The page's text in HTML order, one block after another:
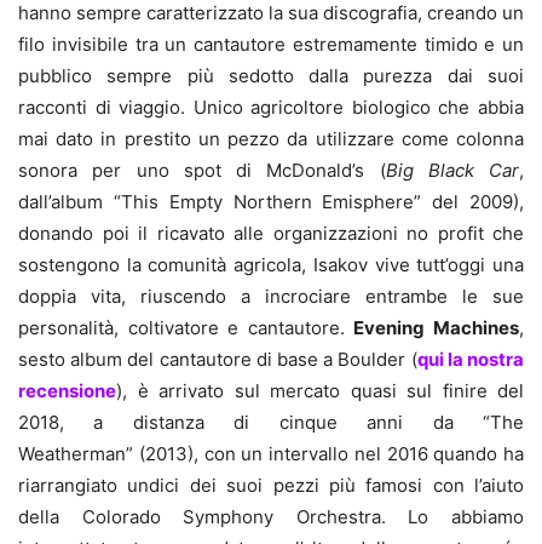
hanno sempre caratterizzato la sua discografia, creando un
filo invisibile tra un cantautore estremamente timido e un
pubblico sempre più sedotto dalla purezza dai suoi
racconti di viaggio. Unico agricoltore biologico che abbia
mai dato in prestito un pezzo da utilizzare come colonna
sonora per uno spot di McDonald’s (Big Black Car,
dall’album “This Empty Northern Emisphere” del 2009),
donando poi il ricavato alle organizzazioni no profit che
sostengono la comunità agricola, Isakov vive tutt’oggi una
doppia vita, riuscendo a incrociare entrambe le sue
personalità, coltivatore e cantautore. Evening Machines,
sesto album del cantautore di base a Boulder (qui la nostra
recensione), è arrivato sul mercato quasi sul finire del
2018, a distanza di cinque anni da “The
Weatherman” (2013), con un intervallo nel 2016 quando ha
riarrangiato undici dei suoi pezzi più famosi con l’aiuto
della Colorado Symphony Orchestra. Lo abbiamo